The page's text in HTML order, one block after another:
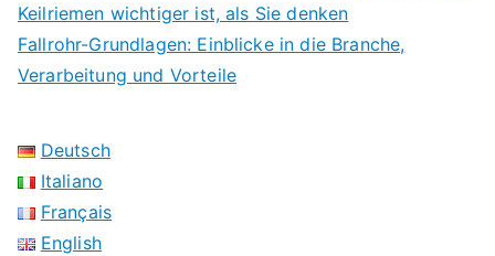
Keilriemen wichtiger ist, als Sie denken
Fallrohr-Grundlagen: Einblicke in die Branche,
Verarbeitung und Vorteile
Deutsch
Italiano
Français
English